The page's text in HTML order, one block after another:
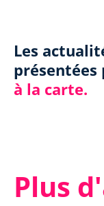
Les
présentées
à la carte.
Plus